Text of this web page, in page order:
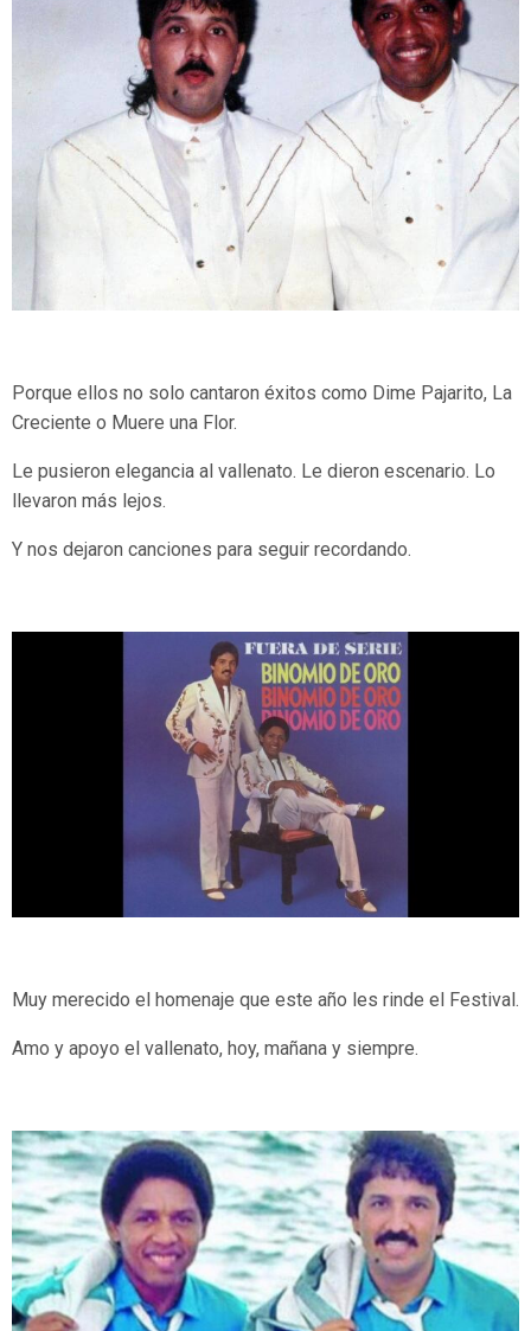
Porque ellos no solo cantaron éxitos como Dime Pajarito, La
Creciente o Muere una Flor.
Le pusieron elegancia al vallenato. Le dieron escenario. Lo
llevaron más lejos.
Y nos dejaron canciones para seguir recordando.
Muy merecido el homenaje que este año les rinde el Festival.
Amo y apoyo el vallenato, hoy, mañana y siempre.